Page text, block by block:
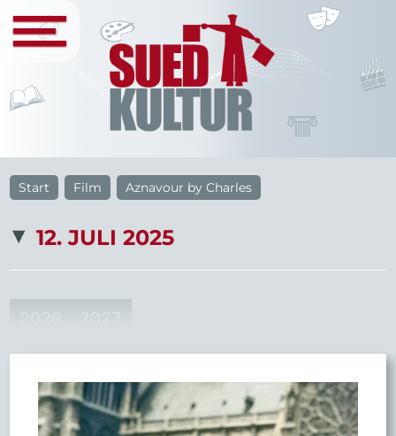
Start Film Aznavour by Charles
12. JULI 2025